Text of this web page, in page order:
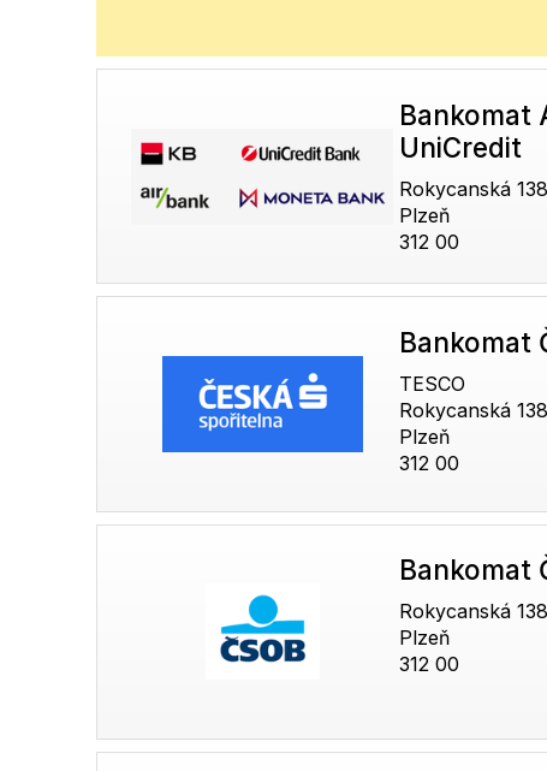
Bankomat
UniCredit
Rokycanská
Plzeň
312 00
Bankomat
TESCO
Rokycanská
Plzeň
312 00
Bankomat
Rokycanská
Plzeň
312 00